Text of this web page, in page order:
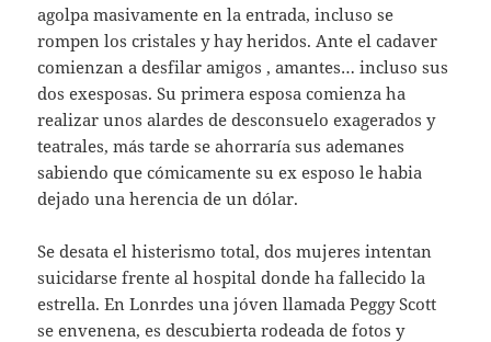
agolpa masivamente en la entrada, incluso se
rompen los cristales y hay heridos. Ante el cadaver
comienzan a desfilar amigos , amantes… incluso sus
dos exesposas. Su primera esposa comienza ha
realizar unos alardes de desconsuelo exagerados y
teatrales, más tarde se ahorraría sus ademanes
sabiendo que cómicamente su ex esposo le habia
dejado una herencia de un dólar.
Se desata el histerismo total, dos mujeres intentan
suicidarse frente al hospital donde ha fallecido la
estrella. En Lonrdes una jóven llamada Peggy Scott
se envenena, es descubierta rodeada de fotos y